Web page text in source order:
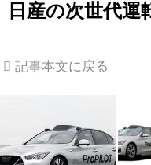
日産の次世代運
記事本文に戻る